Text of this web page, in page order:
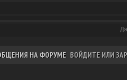
НА ФОРУМЕ ВОЙДИТЕ ИЛИ